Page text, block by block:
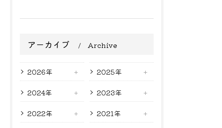
アーカイブ Archive
2026年 2025年
2024年 2023年
2022年 2021年